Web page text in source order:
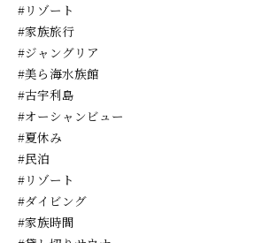
#リゾート
#家族旅行
#ジャングリア
#美ら海水族館
#古宇利島
#オーシャンビュー
#夏休み
#民泊
#リゾート
#ダイビング
#家族時間